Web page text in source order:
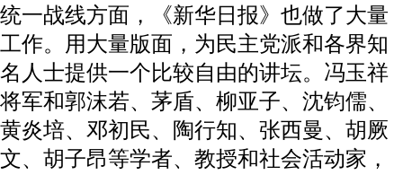
统一战线方面，《新华日报》也做了大量
工作。用大量版面，为民主党派和各界知
名人士提供一个比较自由的讲坛。冯玉祥
将军和郭沫若、茅盾、柳亚子、沈钧儒、
黄炎培、邓初民、陶行知、张西曼、胡厥
文、胡子昂等学者、教授和社会活动家，